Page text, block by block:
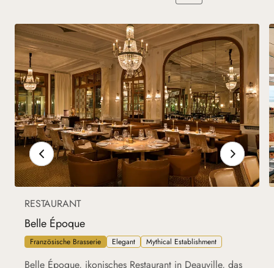
RESTAURANT
Belle Époque
Französische Brasserie Elegant Mythical Establishment
Belle Époque, ikonisches Restaurant in Deauville, das